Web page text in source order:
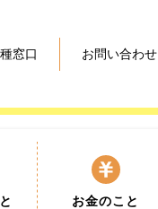
窓口 お問い合わせ
お金のこと